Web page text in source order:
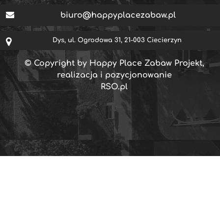
biuro@happyplacezabaw.pl
Dys, ul. Ogrodowa 31, 21-003 Ciecierzyn
© Copyright by Happy Place Zabaw Projekt,
realizacja i pozycjonowanie
RSO.pl